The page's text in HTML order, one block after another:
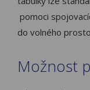
pomoci
do volného
Možnost